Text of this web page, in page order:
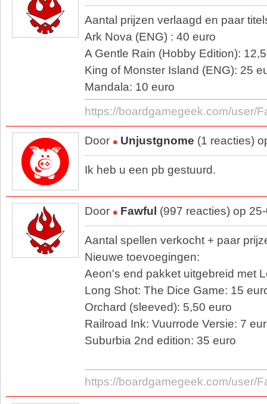
Aantal prijzen verlaagd en paar
Ark Nova (ENG) : 40 euro
A Gentle Rain (Hobby Edition):
King of Monster Island (ENG): 25
Mandala: 10 euro
https://boardgamegeek.com/user/
Door Unjustgnome (1 reacties)
Ik heb u een pb gestuurd.
Door Fawful (997 reacties) op
Aantal spellen verkocht + paar
Nieuwe toevoegingen:
Aeon's end pakket uitgebreid met
Long Shot: The Dice Game: 15
Orchard (sleeved): 5,50 euro
Railroad Ink: Vuurrode Versie: 7
Suburbia 2nd edition: 35 euro
https://boardgamegeek.com/user/